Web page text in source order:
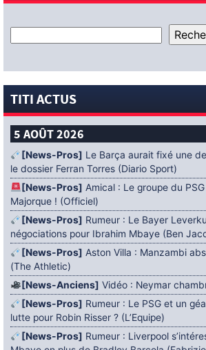
TITI ACTUS
5 AOÛT 2026
[News-Pros] Le Barça aurait fixé une
le dossier Ferran Torres (Diario Sport)
[News-Pros] Amical : Le groupe du
Majorque ! (Officiel)
[News-Pros] Rumeur : Le Bayer
négociations pour Ibrahim Mbaye (Ben
[News-Pros] Aston Villa : Manzambi
(The Athletic)
[News-Anciens] Vidéo : Neymar
[News-Pros] Rumeur : Le PSG et un
lutte pour Robin Risser ? (L’Equipe)
[News-Pros] Rumeur : Liverpool